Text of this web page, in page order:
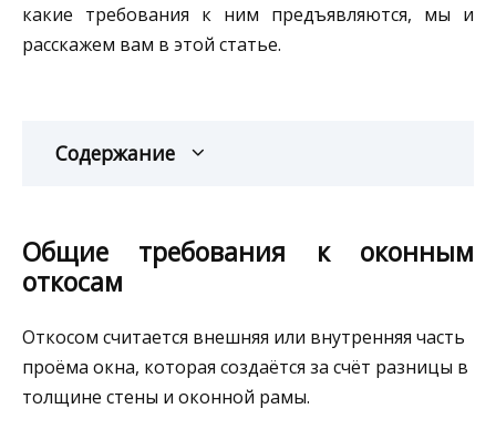
какие требования к ним предъявляются, мы и
расскажем вам в этой статье.
Содержание
Общие требования к оконным
откосам
Откосом считается внешняя или внутренняя часть
проёма окна, которая создаётся за счёт разницы в
толщине стены и оконной рамы.